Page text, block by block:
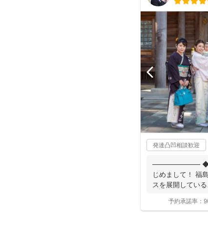
発達凸凹相談歓迎
――――――― ◆
じめまして！ 福
スを展開してい
予約承諾率：